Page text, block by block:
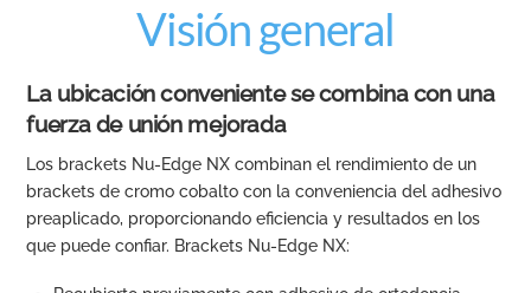
Visión general
La ubicación conveniente se combina con una
fuerza de unión mejorada
Los brackets Nu-Edge NX combinan el rendimiento de un
brackets de cromo cobalto con la conveniencia del adhesivo
preaplicado, proporcionando eficiencia y resultados en los
que puede confiar. Brackets Nu-Edge NX: